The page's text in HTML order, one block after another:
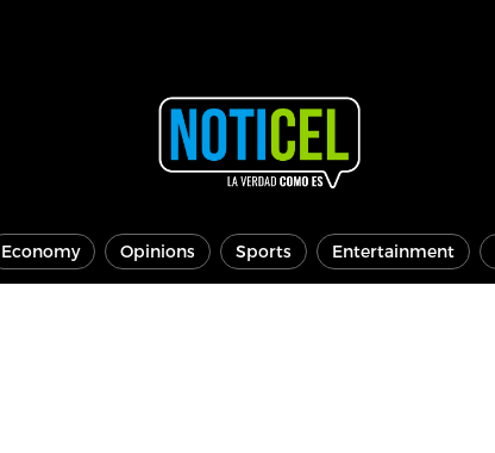
Economy Opinions Sports Entertainment